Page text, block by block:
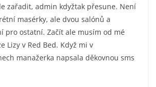
zařadit, admin kdyžtak přesune. Není
masérky, ale dvou salónů a
pro ostatní. Začít ale musím od mé
Lizy v Red Bed. Když mi v
manažerka napsala děkovnou sms